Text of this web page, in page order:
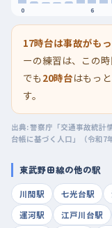
0 6
17時台は事故がも
ーの練習は、この
でも 20時台はもっ
す。
出典: 警察庁「交通事故統計
台帳に基づく人口」（令和7
東武野田線の他の駅
川間駅 七光台駅
運河駅
江戸川台駅